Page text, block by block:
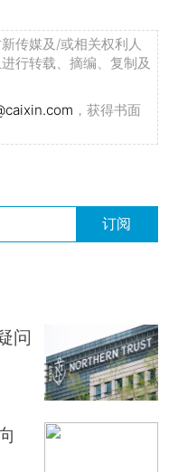
传媒及/或相关权利人
行转载、摘编、复制及
，获得书面
订阅
问